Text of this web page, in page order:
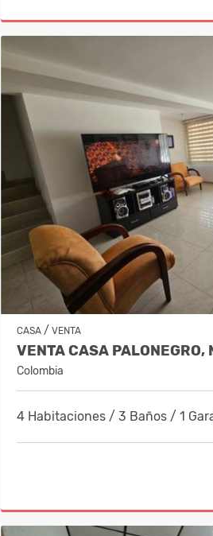
CASA / VENTA
Colombia
4 Habitaciones / 3 Baños / 1